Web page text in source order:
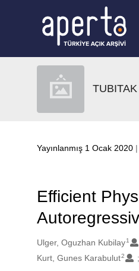
Yayınlanmış 1 Ocak 2020
Efficient
Oluşturanlar
Ulger, Oguzhan Kubilay 1
Kurt, Gunes Karabulut2